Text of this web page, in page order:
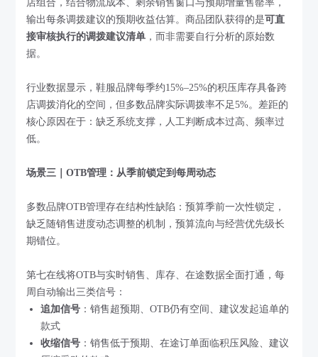
店组合，结合物流成本、剩余销售窗口与预期增量售罄率，
输出每条调拨建议的预期收益估算。商品团队获得的是可直
接审核执行的调拨建议清单 ，而非需要自行分析的原始数
据。
行业数据显示，鞋服品牌每季约15%–25%的积压库存具备跨
店调拨消化的空间，但多数品牌实际调拨率不足5%。差距的
核心原因在于：缺乏系统支撑，人工判断成本过高、频率过
低。
场景三｜OTB管理：从季前锁定到每周动态
多数品牌OTB管理存在结构性缺陷：预算季前一次性锁定，
缺乏随销售进度动态调整的机制，预算流向与经营优先级长
期错位。
第七在线将OTB与实时销售、库存、在途数据全面打通，每
周自动输出三类信号：
追加信号 ：销售超预期、OTB仍有空间、建议发起追单的
款式
收缩信号 ：销售低于预期、在途订单面临积压风险、建议